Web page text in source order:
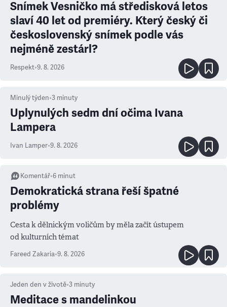
Snímek Vesničko má středisková letos
slaví 40 let od premiéry. Který český či
československý snímek podle vás
nejméně zestárl?
Respekt•9. 8. 2026
Minulý týden•3 minuty
Uplynulých sedm dní očima Ivana
Lampera
Ivan Lamper•9. 8. 2026
Komentář•6 minut
Demokratická strana řeší špatné
problémy
Cesta k dělnickým voličům by měla začít ústupem
od kulturních témat
Fareed Zakaria•9. 8. 2026
Jeden den v životě•3 minuty
Meditace s mandelinkou